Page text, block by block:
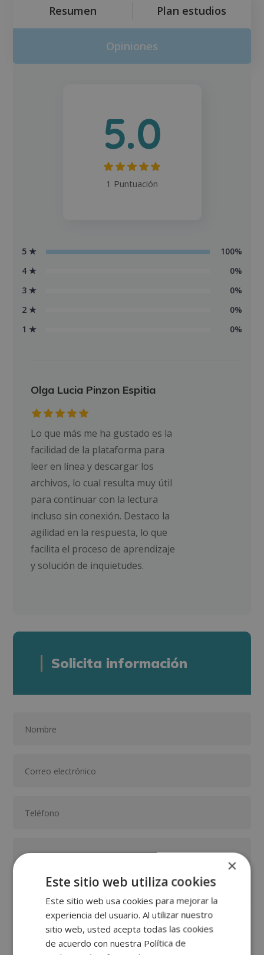
Resumen Plan estudios
Opiniones
5.0
1 Puntuación
5 ★
100%
4 ★
0%
3 ★
0%
2 ★
0%
1 ★
0%
Olga Lucia Pinzon Espitia
Lo que más me ha gustado es la
facilidad de la plataforma para
leer en línea y descargar los
archivos, lo cual resulta muy útil
para continuar con la lectura
incluso sin conexión. Destaco la
agilidad en la respuesta, lo que
facilita el proceso de aprendizaje
y solución de inquietudes.
Solicita información
GRUPO TARRACO DE ESCUELAS DE FORMACIÓN DE POSTGRADO, S.L., CIF:
B01589969, Domicilio: C/ Amadeu Vives, 5, Bloque 1 - Bajo C, 43481, La
Pineda, Tarragona.
Finalidad del Tratamiento: Tratamos la información que nos facilita con el
×
Este sitio web utiliza cookies
Este sitio web usa cookies para mejorar la
experiencia del usuario. Al utilizar nuestro
sitio web, usted acepta todas las cookies
de acuerdo con nuestra Política de